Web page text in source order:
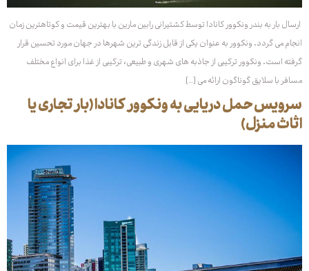
ارسال بار به بندر ونکوور کانادا توسط کشتیرانی رابین مارین با بهترین قیمت و کوتاهترین زمان
انجام می گردد. ونکوور به عنوان یکی از قابل زندگی ترین شهرها در جهان مورد تحسین قرار
گرفته است. ونکوور ترکیبی از جاذبه های شهری و طبیعی، ترکیبی از غذا برای انواع مختلف
مسافر با سلایق گوناگون ارائه می […]
سرویس حمل دریایی به ونکوور کانادا (بار تجاری یا
اثاث منزل)